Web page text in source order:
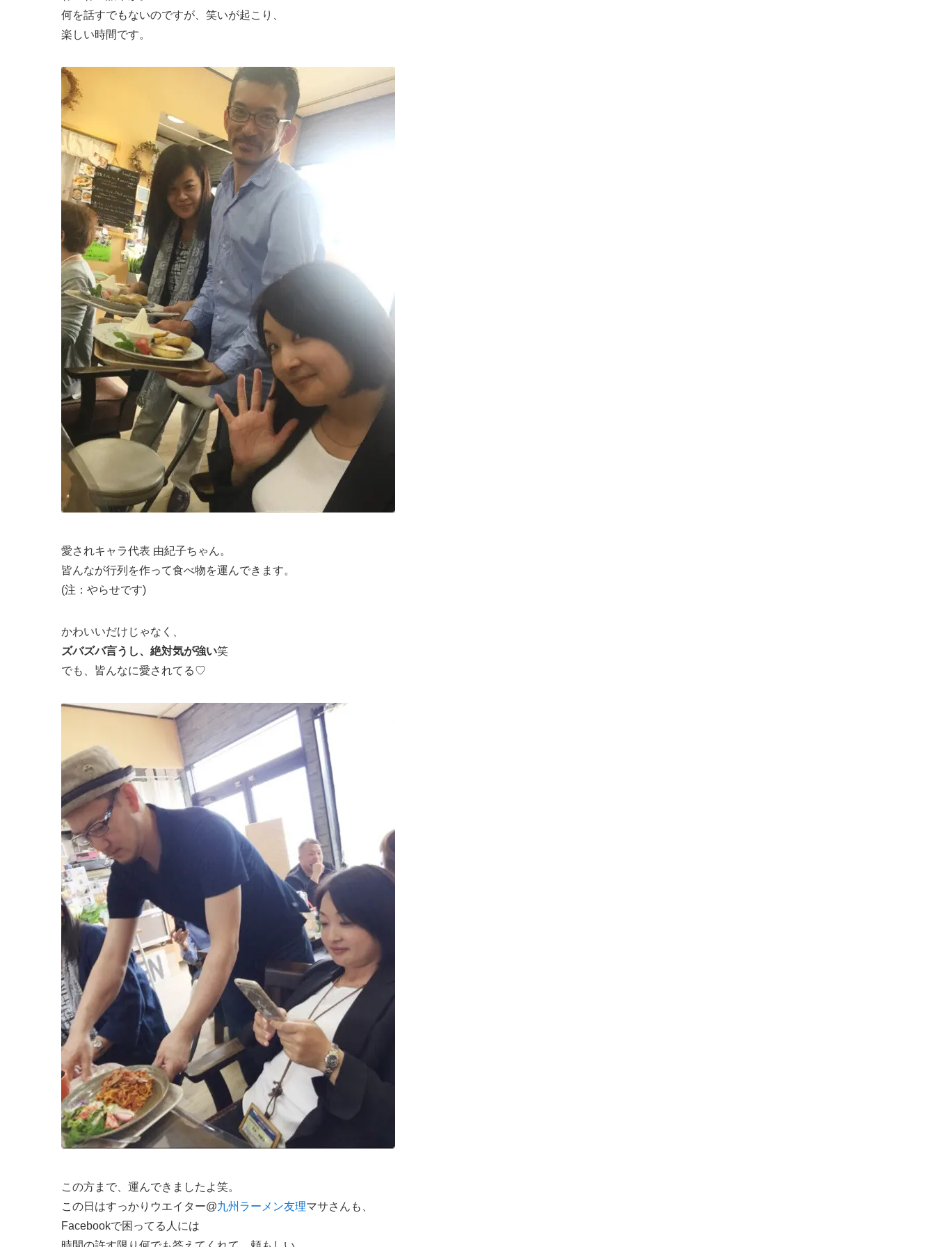
何を話すでもないのですが、笑いが起こり、
楽しい時間です。
愛されキャラ代表 由紀子ちゃん。
皆んなが行列を作って食べ物を運んできます。
(注：やらせです)
かわいいだけじゃなく、
ズバズバ言うし、絶対気が強い笑
でも、皆んなに愛されてる♡
この方まで、運んできましたよ笑。
この日はすっかりウエイター@九州ラーメン友理マサさんも、
Facebookで困ってる人には